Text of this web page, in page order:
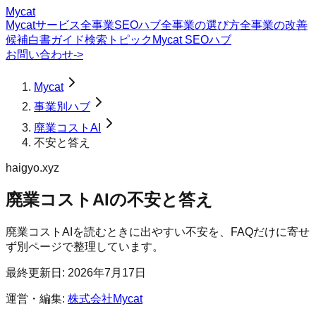
Mycat
Mycatサービス全事業SEOハブ全事業の選び方全事業の改善
候補白書ガイド検索トピック Mycat SEOハブ
お問い合わせ->
Mycat
事業別ハブ
廃業コストAI
不安と答え
haigyo.xyz
廃業コストAIの不安と答え
廃業コストAIを読むときに出やすい不安を、FAQだけに寄せ
ず別ページで整理しています。
最終更新日: 2026年7月17日
運営・編集: 株式会社Mycat